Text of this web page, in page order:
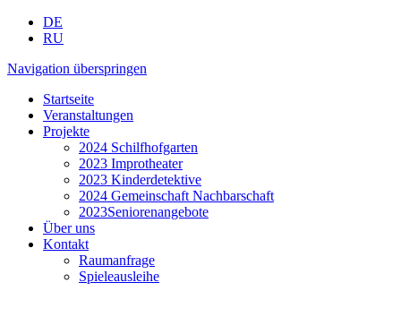
DE
RU
Navigation überspringen
Startseite
Veranstaltungen
Projekte
2024 Schilfhofgarten
2023 Improtheater
2023 Kinderdetektive
2024 Gemeinschaft Nachbarschaft
2023Seniorenangebote
Über uns
Kontakt
Raumanfrage
Spieleausleihe